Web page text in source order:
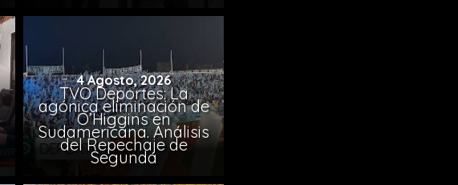
4 Agosto, 2026
TVO Deportes: La
agónica eliminación de
O’Higgins en
Sudamericana. Análisis
del Repechaje de
Segunda